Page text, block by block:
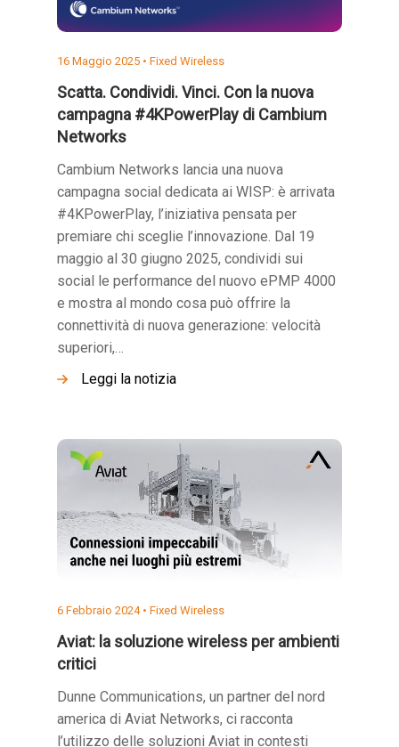
16 Maggio 2025 • Fixed Wireless
Scatta. Condividi. Vinci. Con la nuova
campagna #4KPowerPlay di Cambium
Networks
Cambium Networks lancia una nuova
campagna social dedicata ai WISP: è arrivata
#4KPowerPlay, l’iniziativa pensata per
premiare chi sceglie l’innovazione. Dal 19
maggio al 30 giugno 2025, condividi sui
social le performance del nuovo ePMP 4000
e mostra al mondo cosa può offrire la
connettività di nuova generazione: velocità
superiori,…
Leggi la notizia
6 Febbraio 2024 • Fixed Wireless
Aviat: la soluzione wireless per ambienti
critici
Dunne Communications, un partner del nord
america di Aviat Networks, ci racconta
l’utilizzo delle soluzioni Aviat in contesti